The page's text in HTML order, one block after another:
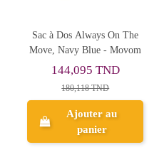
Sac à Dos Leaders Star
Violet
47,200 TND
Aperçu